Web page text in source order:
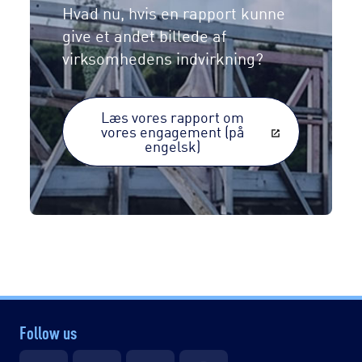
Hvad nu, hvis en rapport kunne
give et andet billede af
virksomhedens indvirkning?
Læs vores rapport om
vores engagement (på
engelsk)
Follow us